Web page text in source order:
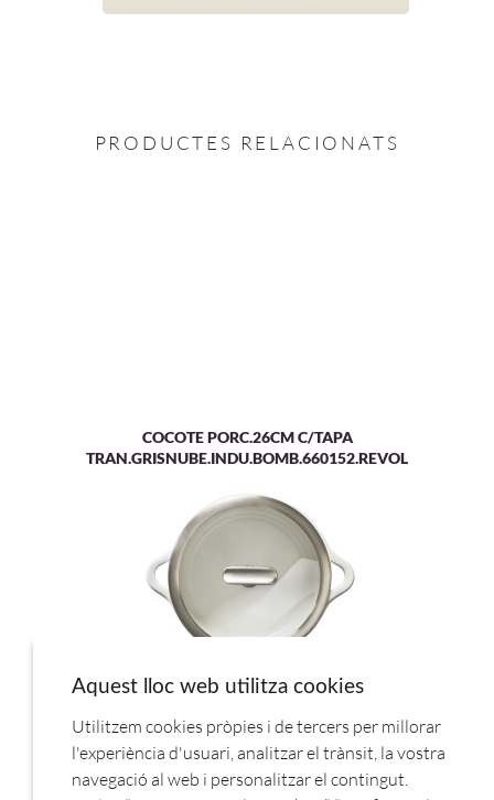
PRODUCTES RELACIONATS
COCOTE PORC.26CM C/TAPA
TRAN.GRISNUBE.INDU.BOMB.660152.REVOL
TAPA TRANSP. 660281 P/COCOTE PORCELANA BOMBACE
26CM.REVOL
Aquest lloc web utilitza cookies
Utilitzem cookies pròpies i de tercers per millorar
l'experiència d'usuari, analitzar el trànsit, la vostra
navegació al web i personalitzar el contingut.